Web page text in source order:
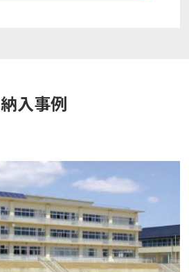
納入事例